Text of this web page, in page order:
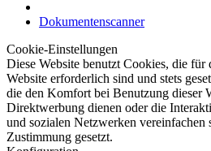
Dokumentenscanner
Cookie-Einstellungen
Diese Website benutzt Cookies, die für
Website erforderlich sind und stets
die den Komfort bei Benutzung dieser
Direktwerbung dienen oder die
und sozialen Netzwerken
Zustimmung gesetzt.